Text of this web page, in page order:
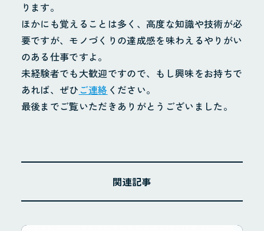
ります。
ほかにも覚えることは多く、高度な知識や技術が必
要ですが、モノづくりの達成感を味わえるやりがい
のある仕事ですよ。
未経験者でも大歓迎ですので、もし興味をお持ちで
あれば、ぜひ ご連絡 ください。
最後までご覧いただきありがとうございました。
関連記事